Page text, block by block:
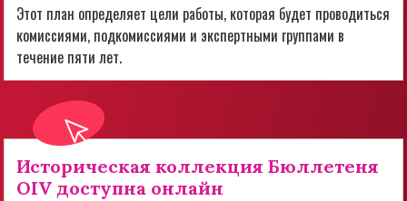
Этот план определяет цели работы, которая будет проводиться
комиссиями, подкомиссиями и экспертными группами в
течение пяти лет.
Историческая коллекция Бюллетеня
OIV доступна онлайн